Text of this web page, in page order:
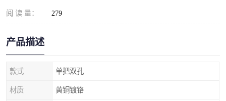
阅 读 量： 279
产品描述
款式 单把双孔
材质 黄铜镀铬